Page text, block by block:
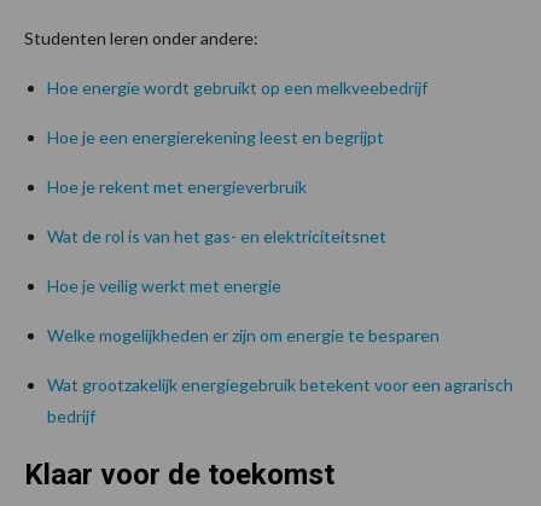
Studenten leren onder andere:
Hoe energie wordt gebruikt op een melkveebedrijf
Hoe je een energierekening leest en begrijpt
Hoe je rekent met energieverbruik
Wat de rol is van het gas- en elektriciteitsnet
Hoe je veilig werkt met energie
Welke mogelijkheden er zijn om energie te besparen
Wat grootzakelijk energiegebruik betekent voor een agrarisch
bedrijf
Klaar voor de toekomst